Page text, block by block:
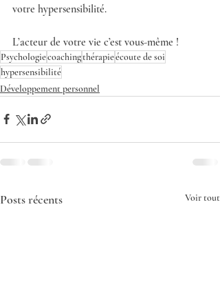
votre hypersensibilité.
L’acteur de votre vie c’est vous-même !
Psychologiecoachingthérapieécoute de soi
hypersensibilité
Développement personnel
Posts récents Voir tout